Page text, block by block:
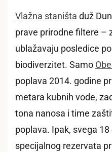
Vlažna staništa duž
prave prirodne filtere –
ublažavaju posledice
biodiverzitet. Samo
poplava 2014. godine
metara kubnih vode,
tona nanosa i time
poplava. Ipak, svega
specijalnog rezervata